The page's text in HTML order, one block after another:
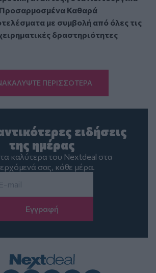
Προσαρμοσμένα Καθαρά
με συμβολή από όλες τις
δραστηριότητες
ΠΕΡΙΣΣΟΤΕΡΑ
ειδήσεις
της ημέρας
καλύτερα του Nextdeal στα
σας, κάθε μέρα.